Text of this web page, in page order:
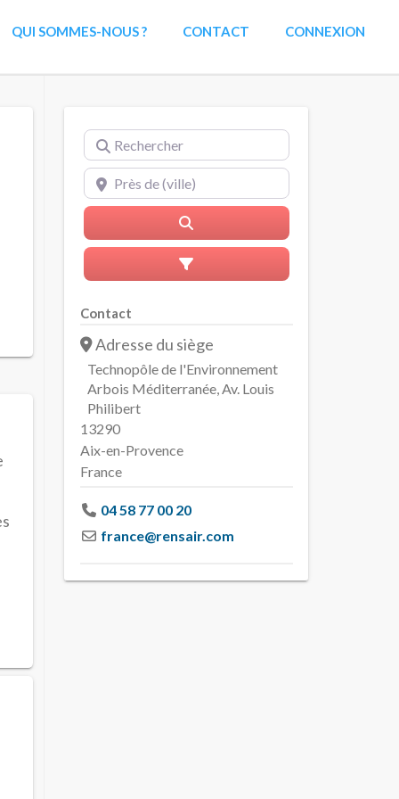
QUI SOMMES-NOUS ? CONTACT CONNEXION
Rechercher
Près de (ville)
Advanced Filters
Contact
Adresse du siège
Technopôle de l'Environnement
Arbois Méditerranée, Av. Louis
Philibert
13290
Aix-en-Provence
France
04 58 77 00 20
france@rensair.com